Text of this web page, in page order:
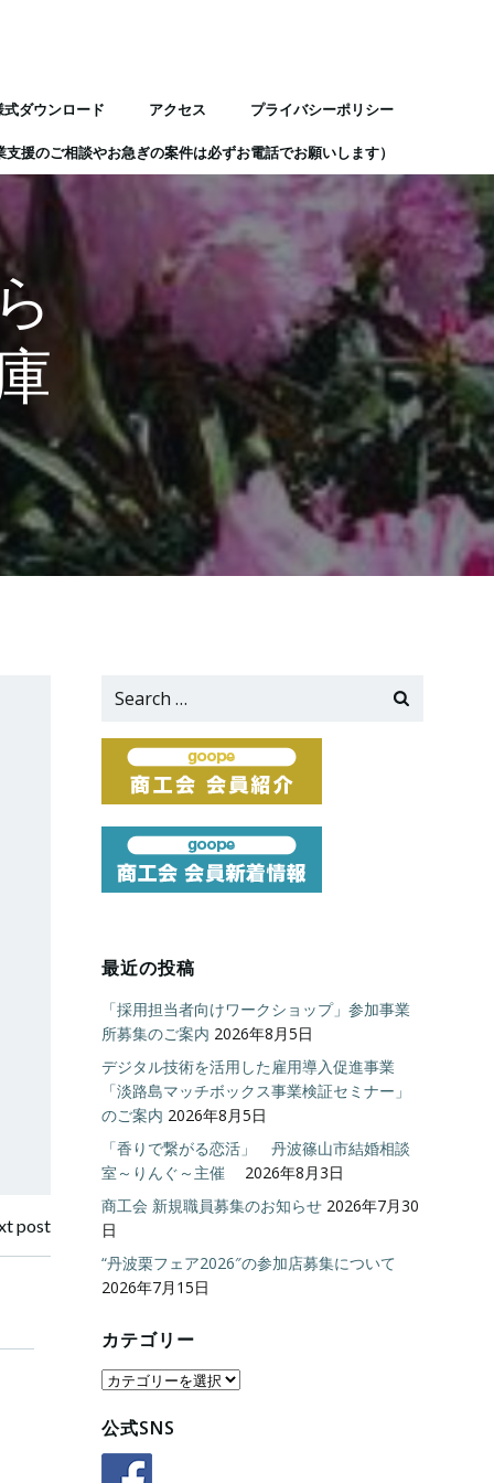
式ダウンロード アクセス プライバシーポリシー
援のご相談やお急ぎの案件は必ずお電話でお願いします）
post
Search
最近の投稿
「採用担当者向けワークショップ」参加事業
所募集のご案内 2026年8月5日
デジタル技術を活用した雇用導入促進事業
「淡路島マッチボックス事業検証セミナー」
のご案内 2026年8月5日
「香りで繋がる恋活」 丹波篠山市結婚相談
室～りんぐ～主催
2026年8月3日
商工会 新規職員募集のお知らせ 2026年7月30
日
“丹波栗フェア2026″の参加店募集について
2026年7月15日
カテゴリー
カ
ゴ
リ
公式SNS